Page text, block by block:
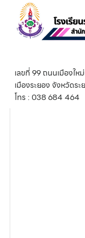
เลขที่ 99 ถนนเมืองใ
เมืองระยอง จังหวัดร
โทร : 038 684 464